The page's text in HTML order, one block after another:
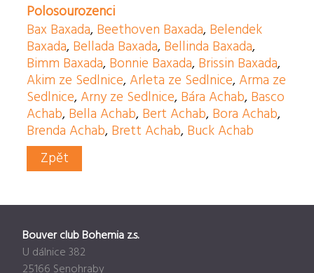
Polosourozenci
Bax Baxada, Beethoven Baxada, Belendek
Baxada, Bellada Baxada, Bellinda Baxada,
Bimm Baxada, Bonnie Baxada, Brissin Baxada,
Akim ze Sedlnice, Arleta ze Sedlnice, Arma ze
Sedlnice, Arny ze Sedlnice, Bára Achab, Basco
Achab, Bella Achab, Bert Achab, Bora Achab,
Brenda Achab, Brett Achab, Buck Achab
Zpět
Bouver club Bohemia z.s.
U dálnice 382